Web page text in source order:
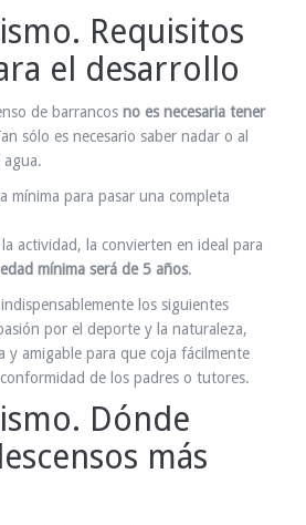
Requisitos
el desarrollo
de barrancos no es necesaria tener
sólo es necesario saber nadar o al
mínima para pasar una completa
actividad, la convierten en ideal para
edad mínima será de 5 años.
los siguientes
por el deporte y la naturaleza,
y amigable para que coja fácilmente
de los padres o tutores.
Dónde
más